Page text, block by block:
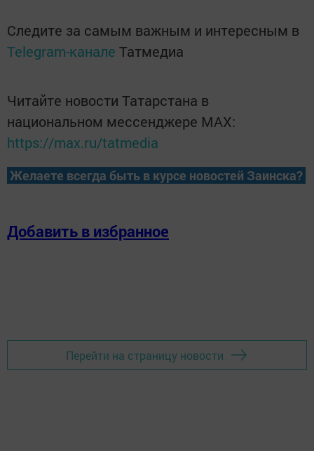
Следите за самым важным и интересным в
Telegram-канале Татмедиа
Читайте новости Татарстана в
национальном мессенджере MАХ:
https://max.ru/tatmedia
Желаете всегда быть в курсе новостей Заинска?
Добавить в избранное
Перейти на страницу новости